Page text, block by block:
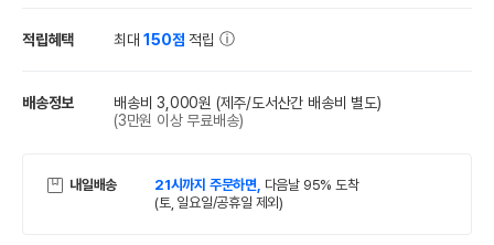
적립혜택 최대150점 적립
배송정보 배송비 3,000원 (제주/도서산간 배송비 별도)
(3만원 이상 무료배송)
내일배송 21시까지 주문하면, 다음날 95% 도착
(토, 일요일/공휴일 제외)